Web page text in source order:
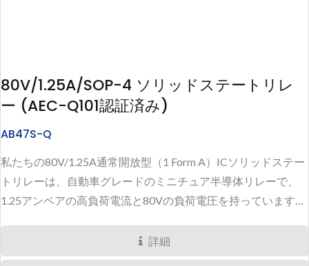
80V/1.25A/SOP-4 ソリッドステートリレ
ー (AEC-Q101認証済み)
AB47S-Q
私たちの80V/1.25A通常開放型（1 Form A）ICソリッドステー
トリレーは、自動車グレードのミニチュア半導体リレーで、
1.25アンペアの高負荷電流と80Vの負荷電圧を持っています。
詳細